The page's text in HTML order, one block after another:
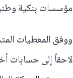
مؤسسات بنكية
ووفق المعطيات
لاحقاً إلى حسابات